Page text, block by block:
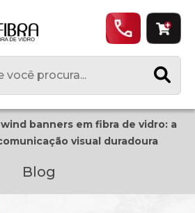
wind banners em fibra de vidro: a
visual duradoura
Blog